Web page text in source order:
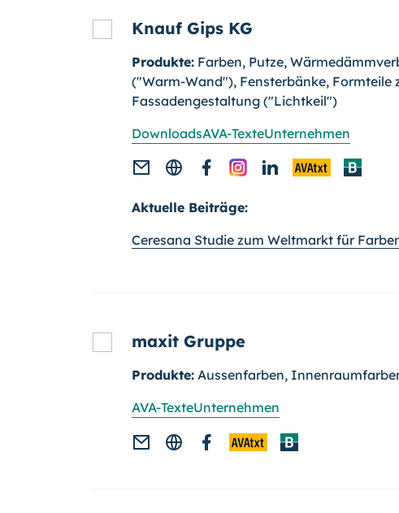
Knauf Gips KG
Produkte: Farben, Putze,
("Warm-Wand"), Fensterbänke, Formteile
Fassadengestaltung ("Lichtkeil")
DownloadsAVA-TexteUnternehmen
Aktuelle Beiträge:
Ceresana Studie zum Weltmarkt für
maxit Gruppe
Produkte: Aussenfarben,
AVA-TexteUnternehmen